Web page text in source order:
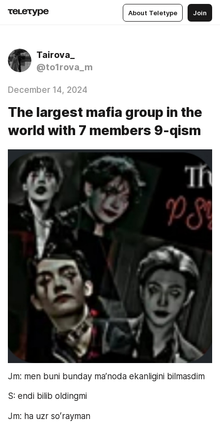
About Teletype Join
Tairova_
@to1rova_m
December 14, 2024
The largest mafia group in the
world with 7 members 9-qism
Jm: men buni bunday maʼnoda ekanligini bilmasdim
S: endi bilib oldingmi
Jm: ha uzr soʻrayman